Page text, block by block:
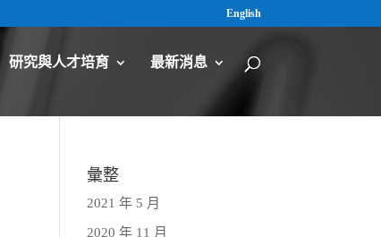
English
研究與人才培育 最新消息
彙整
2021 年 5 月
2020 年 11 月